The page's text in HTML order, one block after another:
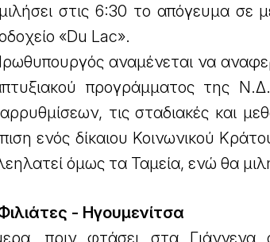
στις 6:30 το απόγευμα
«Du Lac».
αναμένεται να
προγράμματος της
τις σταδιακές και
ενός δίκαιου Κοινωνικού
όμως τα Ταμεία, ενώ θα
- Ηγουμενίτσα
πριν φτάσει στα